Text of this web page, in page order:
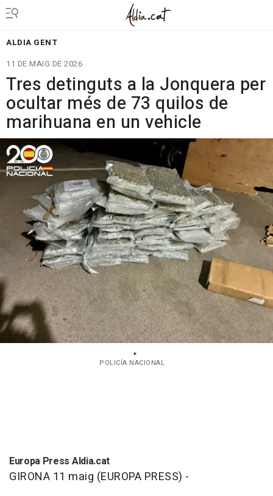
ALDIA GENT
11 DE MAIG DE 2026
Tres detinguts a la Jonquera per
ocultar més de 73 quilos de
marihuana en un vehicle
POLICÍA NACIONAL
Europa Press Aldia.cat
GIRONA 11 maig (EUROPA PRESS) -